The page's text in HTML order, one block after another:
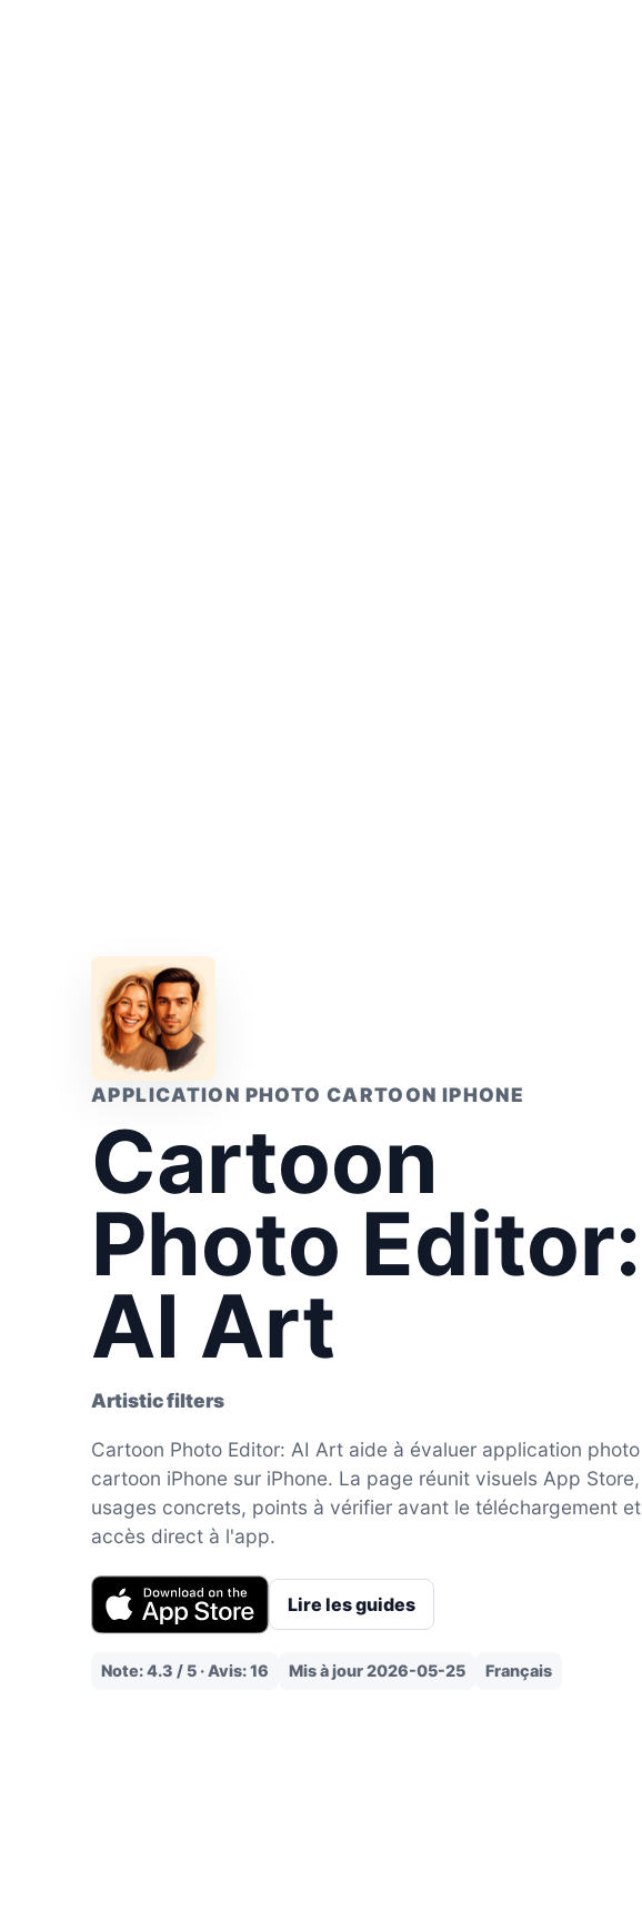
APPLICATION PHOTO CARTOON IPHONE
Cartoon
Photo Editor:
AI Art
Artistic filters
Cartoon Photo Editor: AI Art aide à évaluer application photo
cartoon iPhone sur iPhone. La page réunit visuels App Store,
usages concrets, points à vérifier avant le téléchargement et
accès direct à l'app.
Lire les guides
Note: 4.3 / 5 · Avis: 16 Mis à jour 2026-05-25 Français